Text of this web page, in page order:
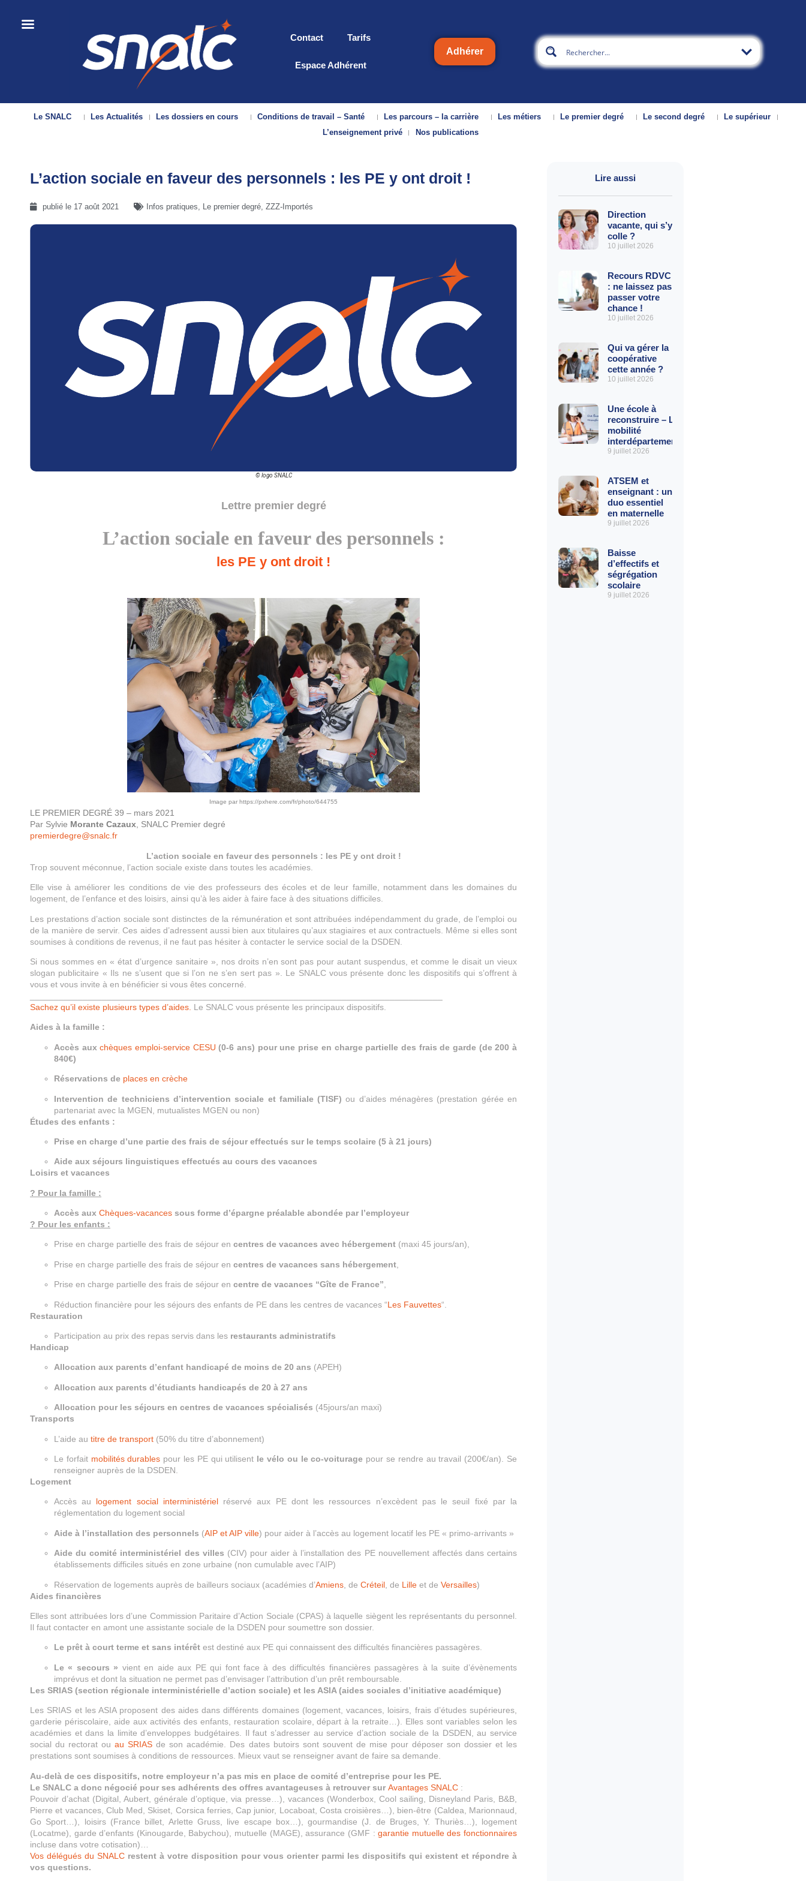
Contact Tarifs
Espace Adhérent
Adhérer
Le SNALC Les Actualités Les dossiers en cours Conditions de travail – Santé Les parcours – la carrière Les métiers Le premier degré Le second degré
Le supérieur
L’enseignement privé
Nos publications
L’action sociale en faveur des personnels : les PE y ont droit !
publié le 17 août 2021 Infos pratiques, Le premier degré, ZZZ-Importés
© logo SNALC
Lettre premier degré
L’action sociale en faveur des personnels :
les PE y ont droit !
Image par https://pxhere.com/fr/photo/644755
LE PREMIER DEGRÉ 39 – mars 2021
Par Sylvie Morante Cazaux, SNALC Premier degré
premierdegre@snalc.fr
L’action sociale en faveur des personnels : les PE y ont droit !
Trop souvent méconnue, l’action sociale existe dans toutes les académies.
Elle vise à améliorer les conditions de vie des professeurs des écoles et de leur famille, notamment dans les domaines du
logement, de l’enfance et des loisirs, ainsi qu’à les aider à faire face à des situations difficiles.
Les prestations d’action sociale sont distinctes de la rémunération et sont attribuées indépendamment du grade, de l’emploi ou
de la manière de servir. Ces aides d’adressent aussi bien aux titulaires qu’aux stagiaires et aux contractuels. Même si elles sont
soumises à conditions de revenus, il ne faut pas hésiter à contacter le service social de la DSDEN.
Si nous sommes en « état d’urgence sanitaire », nos droits n’en sont pas pour autant suspendus, et comme le disait un vieux
slogan publicitaire « Ils ne s’usent que si l’on ne s’en sert pas ». Le SNALC vous présente donc les dispositifs qui s’offrent à
vous et vous invite à en bénéficier si vous êtes concerné.
Sachez qu’il existe plusieurs types d’aides. Le SNALC vous présente les principaux dispositifs.
Aides à la famille :
Accès aux chèques emploi-service CESU (0-6 ans) pour une prise en charge partielle des frais de garde (de 200 à
840€)
Réservations de places en crèche
Intervention de techniciens d’intervention sociale et familiale (TISF)ou d’aides ménagères (prestation gérée en
partenariat avec la MGEN, mutualistes MGEN ou non)
Études des enfants :
Prise en charge d’une partie des frais de séjour effectués sur le temps scolaire (5 à 21 jours)
Aide aux séjours linguistiques effectués au cours des vacances
Loisirs et vacances
? Pour la famille :
Accès aux Chèques-vacances sous forme d’épargne préalable abondée par l’employeur
? Pour les enfants :
Prise en charge partielle des frais de séjour en centres de vacances avec hébergement (maxi 45 jours/an),
Prise en charge partielle des frais de séjour en centres de vacances sans hébergement
Prise en charge partielle des frais de séjour en centre de vacances “Gîte de France”,
Réduction financière pour les séjours des enfants de PE dans les centres de vacances “Les Fauvettes“.
Restauration
Participation au prix des repas servis dans les restaurants administratifs
Handicap
Allocation aux parents d’enfant handicapé de moins de 20 ans (APEH)
Allocation aux parents d’étudiants handicapés de 20 à 27 ans
Allocation pour les séjours en centres de vacances spécialisés (45jours/an maxi)
Transports
L’aide au titre de transport (50% du titre d’abonnement)
Le forfait mobilités durables pour les PE qui utilisent le vélo ou le co-voiturage pour se rendre au travail (200€/an). Se
renseigner auprès de la DSDEN.
Logement
Accès au logement social interministérielréservé aux PE dont les ressources n’excèdent pas le seuil fixé par la
réglementation du logement social
Aide à l’installation des personnels (AIP et AIP ville) pour aider à l’accès au logement locatif les PE « primo-arrivants »
Aide du comité interministériel des villes (CIV) pour aider à l’installation des PE nouvellement affectés dans certains
établissements difficiles situés en zone urbaine (non cumulable avec l’AIP)
Réservation de logements auprès de bailleurs sociaux (académies d’Amiens , de Créteil , de Lille et de Versailles)
Aides financières
Elles sont attribuées lors d’une Commission Paritaire d’Action Sociale (CPAS) à laquelle siègent les représentants du personnel.
Il faut contacter en amont une assistante sociale de la DSDEN pour soumettre son dossier.
Le prêt à court terme et sans intérêt est destiné aux PE qui connaissent des difficultés financières passagères.
Le « secours » vient en aide aux PE qui font face à des difficultés financières passagères à la suite d’évènements
imprévus et dont la situation ne permet pas d’envisager l’attribution d’un prêt remboursable.
Les SRIAS (section régionale interministérielle d’action sociale) et les ASIA (aides sociales d’initiative académique)
Les SRIAS et les ASIA proposent des aides dans différents domaines (logement, vacances, loisirs, frais d’études supérieures,
garderie périscolaire, aide aux activités des enfants, restauration scolaire, départ à la retraite…). Elles sont variables selon les
académies et dans la limite d’enveloppes budgétaires. Il faut s’adresser au service d’action sociale de la DSDEN, au service
social du rectorat ouau SRIASde son académie. Des dates butoirs sont souvent de mise pour déposer son dossier et les
prestations sont soumises à conditions de ressources. Mieux vaut se renseigner avant de faire sa demande.
Au-delà de ces dispositifs, notre employeur n’a pas mis en place de comité d’entreprise pour les PE.
Le SNALC a donc négocié pour ses adhérents des offres avantageuses à retrouver sur Avantages SNALC :
Pouvoir d’achat (Digital, Aubert, générale d’optique, via presse…), vacances (Wonderbox, Cool sailing, Disneyland Paris, B&B,
Pierre et vacances, Club Med, Skiset, Corsica ferries, Cap junior, Locaboat, Costa croisières…), bien-être (Caldea, Marionnaud,
Go Sport…), loisirs (France billet, Arlette Gruss, live escape box…), gourmandise (J. de Bruges, Y. Thuriès…), logement
(Locatme), garde d’enfants (Kinougarde, Babychou), mutuelle (MAGE), assurance (GMF :garantie mutuelle des fonctionnaires
incluse dans votre cotisation)…
Vos délégués du SNALC restent à votre disposition pour vous orienter parmi les dispositifs qui existent et répondre à
vos questions.
Lire aussi
Direction
vacante, qui s’y
colle ?
10 juillet 2026
Recours RDVC
: ne laissez pas
passer votre
chance !
10 juillet 2026
Qui va gérer la
coopérative
cette année ?
10 juillet 2026
Une école à
reconstruire – La
mobilité
interdépartementale
9 juillet 2026
ATSEM et
enseignant : un
duo essentiel
en maternelle
9 juillet 2026
Baisse
d’effectifs et
ségrégation
scolaire
9 juillet 2026